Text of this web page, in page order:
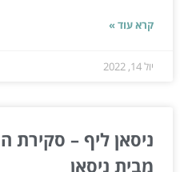
קרא עוד »
יול 14, 2022
ניסאן ליף – סקירת
מבית ניסאן